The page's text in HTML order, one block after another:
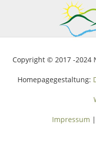
Copyright © 2017 -2024
Homepagegestaltung:
Impressum |